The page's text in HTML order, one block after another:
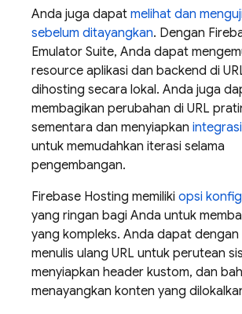
Anda juga dapat melihat dan
sebelum ditayangkan. Dengan
Emulator Suite, Anda dapat
resource aplikasi dan backend di
dihosting secara lokal. Anda juga
membagikan perubahan di URL
sementara dan menyiapkan
untuk memudahkan iterasi selama
pengembangan.
Firebase Hosting memiliki opsi
yang ringan bagi Anda untuk
yang kompleks. Anda dapat dengan
menulis ulang URL untuk perutean
menyiapkan header kustom, dan
menayangkan konten yang